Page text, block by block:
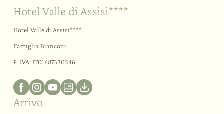
Hotel Valle di Assisi****
Hotel Valle di Assisi****
Famiglia Bianconi
P. IVA: IT01687330546
Arrivo